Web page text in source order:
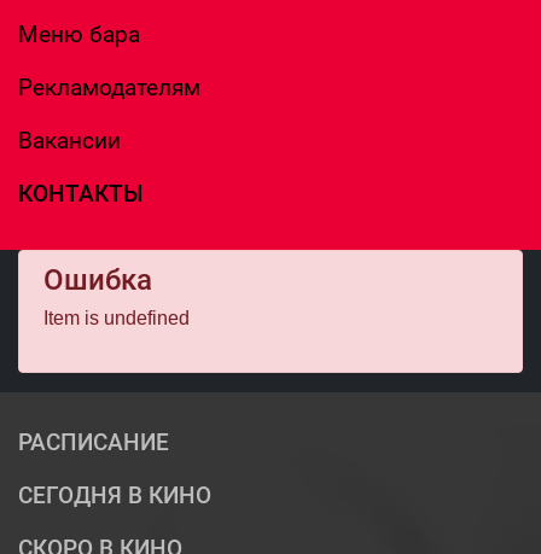
Меню бара
Рекламодателям
Вакансии
КОНТАКТЫ
Ошибка
Item is undefined
РАСПИСАНИЕ
СЕГОДНЯ В КИНО